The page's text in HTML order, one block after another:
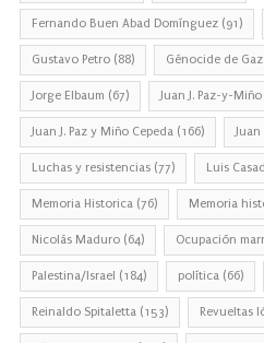
Fernando Buen Abad Domínguez (91)
Gustavo Petro (88) Génocide de
Jorge Elbaum (67) Juan J. Paz-y-
Juan J. Paz y Miño Cepeda (166) Juan
Luchas y resistencias (77) Luis
Memoria Historica (76) Memoria
Nicolás Maduro (64) Ocupación
Palestina/Israel (184) política (66)
Reinaldo Spitaletta (153) Revueltas